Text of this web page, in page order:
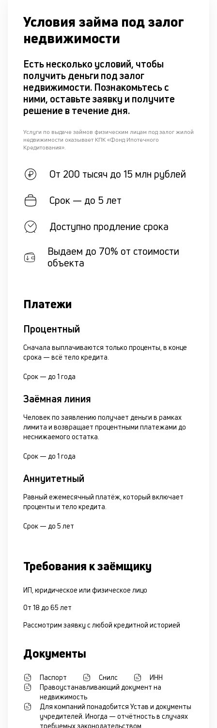
Условия займа под залог
недвижимости
Есть несколько условий, чтобы
получить деньги под залог
недвижимости. Познакомьтесь с
ними, оставьте заявку и получите
решение в течение дня.
Услуги по выдаче займов физическим лицам под залог жилой
недвижимости оказывает КПК «Фонд Ипотечного
Кредитования».
От 200 тысяч до 15 млн рублей
Срок — до 5 лет
Доступно продление срока
Выдаем до 70% от стоимости
объекта
Платежи
Процентный
Сначала выплачиваются только проценты, в конце
срока — всё тело кредита.
Срок — до 1 года
Заёмная линия
Человек по заявлению получает деньги в рамках
лимита и возвращает процентными платежами до
неснижаемого остатка.
Срок — до 1 года
Аннуитетный
Равный ежемесячный платёж, который включает
проценты и тело кредита.
Срок — до 5 лет
Требования к заёмщику
ИП, юридическое или физическое лицо
От 18 до 65 лет
Рассмотрим заявку с любой кредитной историей
Документы
Паспорт Снилс
ИНН
Правоустанавливающий документ на
недвижимость
Для компаний понадобится Устав и документы
учредителей. Иногда — отчётность в случаях
требуемых законодательством